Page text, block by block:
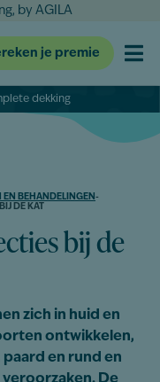
by AGILA
je premie
dekking
BEHANDELINGEN -
DE KAT
bij de
zich in huid en
ontwikkelen,
paard en rund en